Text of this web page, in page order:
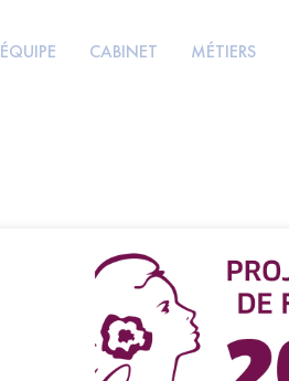
ÉQUIPE CABINET MÉTIERS